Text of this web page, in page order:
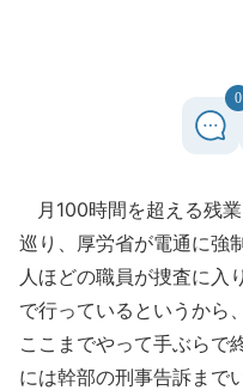
0
月100時間を超える残
巡り、厚労省が電通に強
人ほどの職員が捜査に入
で行っているというから
ここまでやって手ぶらで
には幹部の刑事告訴まで